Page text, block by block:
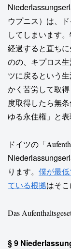
ウプニス）は、
してしまいます
経過すると直ち
のの、キプロス
ツに戻るという
かく苦労して取
度取得したら無
ゆる永住権」と表
ドイツの「
ります。 僕が最
ている根拠はそこ
Das
§ 9